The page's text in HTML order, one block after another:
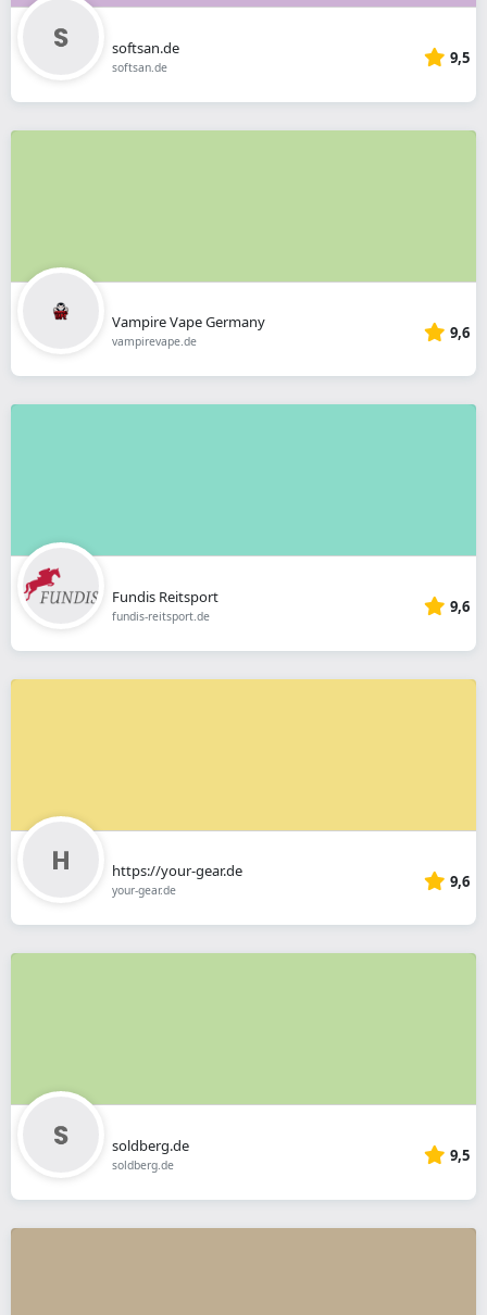
softsan.de
softsan.de 9,5
Vampire Vape Germany
vampirevape.de 9,6
Fundis Reitsport
fundis-reitsport.de 9,6
https://your-gear.de
your-gear.de 9,6
soldberg.de
soldberg.de 9,5